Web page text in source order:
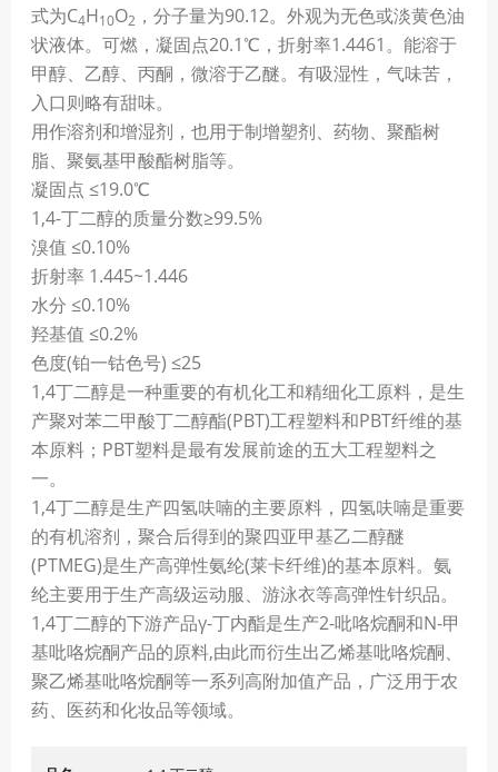
式为C4H10O2 ，分子量为90.12。外观为无色或淡黄色油
状液体。可燃，凝固点20.1℃，折射率1.4461。能溶于
甲醇、乙醇、丙酮，微溶于乙醚。有吸湿性，气味苦，
入口则略有甜味。
用作溶剂和增湿剂，也用于制增塑剂、药物、聚酯树
脂、聚氨基甲酸酯树脂等。
凝固点 ≤19.0℃
1,4-丁二醇的质量分数≥99.5%
溴值 ≤0.10%
折射率 1.445~1.446
水分 ≤0.10%
羟基值 ≤0.2%
色度(铂一钴色号) ≤25
1,4丁二醇是一种重要的有机化工和精细化工原料，是生
产聚对苯二甲酸丁二醇酯(PBT)工程塑料和PBT纤维的基
本原料；PBT塑料是最有发展前途的五大工程塑料之
一。
1,4丁二醇是生产四氢呋喃的主要原料，四氢呋喃是重要
的有机溶剂，聚合后得到的聚四亚甲基乙二醇醚
(PTMEG)是生产高弹性氨纶(莱卡纤维)的基本原料。氨
纶主要用于生产高级运动服、游泳衣等高弹性针织品。
1,4丁二醇的下游产品γ-丁内酯是生产2-吡咯烷酮和N-甲
基吡咯烷酮产品的原料,由此而衍生出乙烯基吡咯烷酮、
聚乙烯基吡咯烷酮等一系列高附加值产品，广泛用于农
药、医药和化妆品等领域。